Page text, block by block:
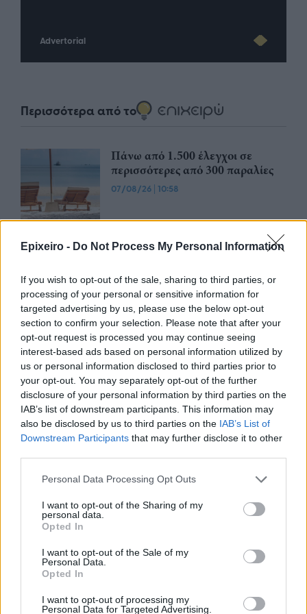
Epixeiro - Do Not Process My Personal Information
If you wish to opt-out of the sale, sharing to third parties, or
processing of your personal or sensitive information for
targeted advertising by us, please use the below opt-out
section to confirm your selection. Please note that after your
opt-out request is processed you may continue seeing
interest-based ads based on personal information utilized by
us or personal information disclosed to third parties prior to
your opt-out. You may separately opt-out of the further
disclosure of your personal information by third parties on the
IAB’s list of downstream participants. This information may
also be disclosed by us to third parties on the IAB’s List of
Downstream Participants that may further disclose it to other
Personal Data Processing Opt Outs
I want to opt-out of the Sharing of my
personal data.
Opted In
I want to opt-out of the Sale of my
Personal Data.
Opted In
I want to opt-out of processing my
Personal Data for Targeted Advertising.
Advertorial
Περισσότερα από το
Πάνω από 1.500 έλεγχοι σε
περισσότερες από 300 παραλίες
07/08/26 | 10:58
ΔΕΘ: Εξασφαλίστηκε
από το Εθνικό Πρόγραμμα
Ανάπτυξης για την ανάπλαση
06/08/26|18:12
Σαμοθράκη: Σε λειτουργία η
πλατφόρμα myBusinessSupport
για το ειδικό πρόγραμμα στήριξης
επιχειρήσεων
06/08/26|18:07
Δυτική Αττική: Έργα
αποκατάστασης 113.000
στρεμμάτων μετά την πυρκαγιά –
αναβάθμιση του Αεροδρομίου
Πάρου
Υποβλήθηκε επισήμως το αίτημα